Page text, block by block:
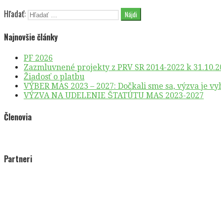
Hľadať:
Najnovšie články
PF 2026
Zazmluvnené projekty z PRV SR 2014-2022 k
Žiadosť o platbu
VÝBER MAS 2023 – 2027: Dočkali sme sa, výzva je
VÝZVA NA UDELENIE ŠTATÚTU MAS 2023-2027
Členovia
Partneri